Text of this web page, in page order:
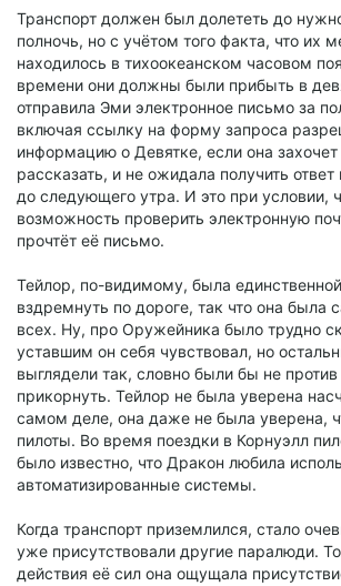
Транспорт должен был долететь до
полночь, но с учётом того факта, что их
находилось в тихоокеанском часовом
времени они должны были прибыть в
отправила Эми электронное письмо за
включая ссылку на форму запроса
информацию о Девятке, если она
рассказать, и не ожидала получить
до следующего утра. И это при условии,
возможность проверить электронную
прочтёт её письмо.
Тейлор, по-видимому, была
вздремнуть по дороге, так что она была
всех. Ну, про Оружейника было трудно
уставшим он себя чувствовал, но
выглядели так, словно были бы не против
прикорнуть. Тейлор не была уверена
самом деле, она даже не была уверена,
пилоты. Во время поездки в Корнуэлл
было известно, что Дракон любила
автоматизированные системы.
Когда транспорт приземлился, стало
уже присутствовали другие паралюди.
действия её сил она ощущала